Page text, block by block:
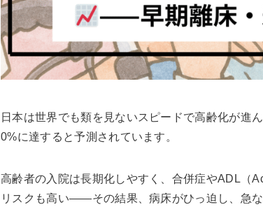
日本は世界でも類を見ないスピードで高齢化が進
0%に達すると予測されています。
高齢者の入院は長期化しやすく、合併症やADL（
リスクも高い――その結果、病床がひっ迫し、急